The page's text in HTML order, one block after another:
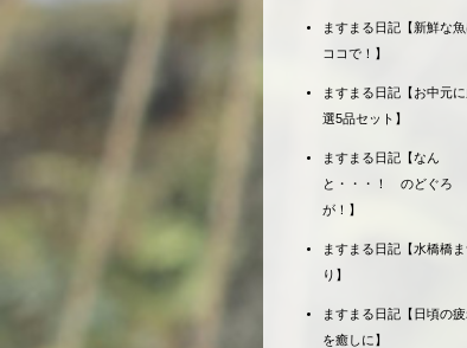
ますまる日記【新鮮な魚
ココで！】
ますまる日記【お中元
選5品セット】
ますまる日記【なん
と・・・！ のどぐろ
が！】
ますまる日記【水橋橋ま
り】
ますまる日記【日頃の
を癒しに】